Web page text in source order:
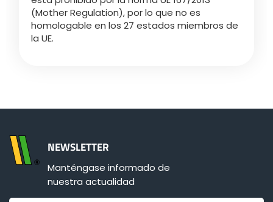
(Mother Regulation), por lo que no es
homologable en los 27 estados miembros de
la UE.
NEWSLETTER
Manténgase informado de
nuestra actualidad